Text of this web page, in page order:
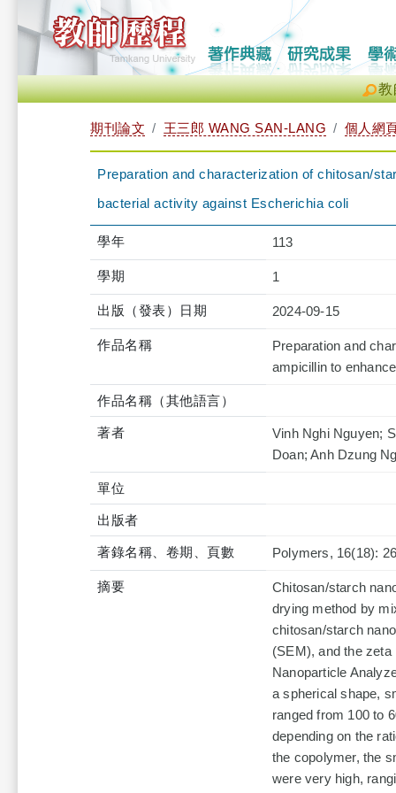
教
期刊論文 王三郎 WANG SAN-LANG 個人網
Preparation and characterization of chitosan/
bacterial activity against Escherichia coli
學年 113
學期 1
出版（發表）日期 2024-09-15
作品名稱
Preparation and
ampicillin to
作品名稱（其他語言）
著者
Vinh Nghi Nguyen;
Doan; Anh Dzung
單位
出版者
著錄名稱、卷期、頁數 Polymers, 16(18):
摘要
Chitosan/starch
drying method by
chitosan/starch
(SEM), and the
Nanoparticle
a spherical shape,
ranged from 100 to
depending on the
the copolymer, the
were very high,